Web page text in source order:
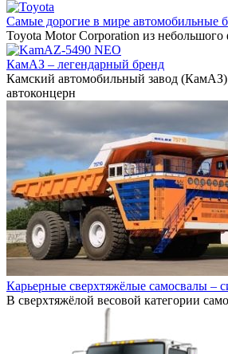
Самые дорогие в мире автомобильные
Toyota Motor Corporation из небольшого
КамАЗ – легендарный бренд
Камский автомобильный завод
автоконцерн
Карьерные сверхтяжёлые самосвалы –
В сверхтяжёлой весовой категории